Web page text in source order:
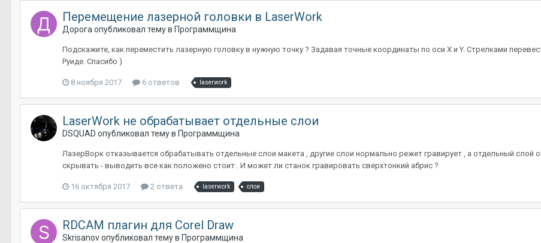
Перемещение лазерной головки в LaserWork
Дорога опубликовал тему в Программщина
Подскажите, как переместить лазерную головку в нужную точку ? Задавая точные координаты по оси Х и Y. Стрелками
Руиде. Спасибо )
8 ноября 2017 6 ответов laserwork
LaserWork не обрабатывает отдельные слои
DSQUAD опубликовал тему в Программщина
ЛазерВорк отказывается обрабатывать отдельные слои макета , другие слои нормально режет гравирует , а отдельный слой
скрывать - выводить все как положено стоит . И может ли станок гравировать сверхтонкий абрис ?
16 октября 2017 2 ответа laserwork слои
RDCAM плагин для Corel Draw
Skrisanovопубликовал тему в Программщина